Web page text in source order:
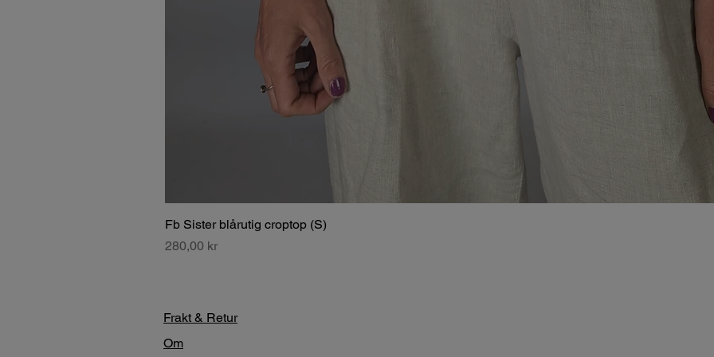
Fb Sister blårutig croptop (S)
Pris
280,00 kr
Frakt & Retur
Om